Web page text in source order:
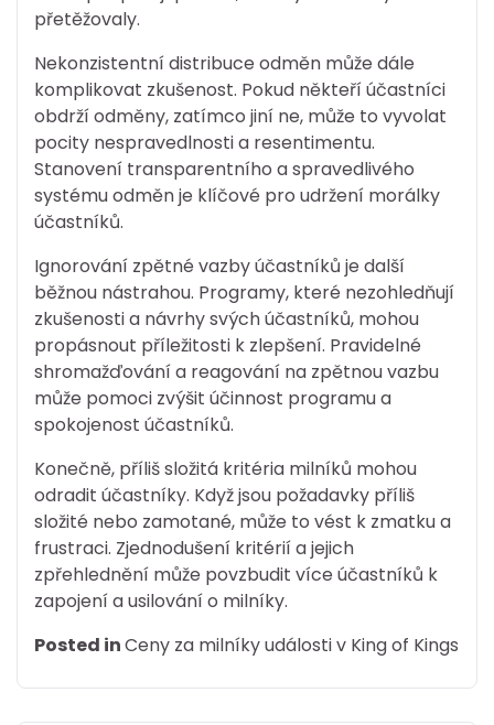
přetěžovaly.
Nekonzistentní distribuce odměn může dále
komplikovat zkušenost. Pokud někteří účastníci
obdrží odměny, zatímco jiní ne, může to vyvolat
pocity nespravedlnosti a resentimentu.
Stanovení transparentního a spravedlivého
systému odměn je klíčové pro udržení morálky
účastníků.
Ignorování zpětné vazby účastníků je další
běžnou nástrahou. Programy, které nezohledňují
zkušenosti a návrhy svých účastníků, mohou
propásnout příležitosti k zlepšení. Pravidelné
shromažďování a reagování na zpětnou vazbu
může pomoci zvýšit účinnost programu a
spokojenost účastníků.
Konečně, příliš složitá kritéria milníků mohou
odradit účastníky. Když jsou požadavky příliš
složité nebo zamotané, může to vést k zmatku a
frustraci. Zjednodušení kritérií a jejich
zpřehlednění může povzbudit více účastníků k
zapojení a usilování o milníky.
Posted inCeny za milníky události v King of Kings